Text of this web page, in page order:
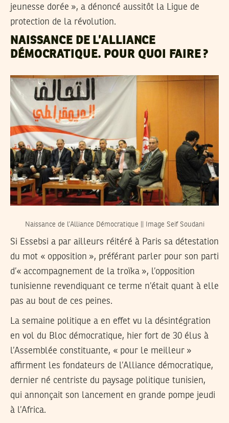
jeunesse dorée », a dénoncé aussitôt la Ligue de
protection de la révolution.
NAISSANCE DE L’ALLIANCE
DÉMOCRATIQUE. POUR QUOI FAIRE ?
Naissance de l’Alliance Démocratique || Image Seif Soudani
Si Essebsi a par ailleurs réitéré à Paris sa détestation
du mot « opposition », préférant parler pour son parti
d’« accompagnement de la troïka », l’opposition
tunisienne revendiquant ce terme n’était quant à elle
pas au bout de ces peines.
La semaine politique a en effet vu la désintégration
en vol du Bloc démocratique, hier fort de 30 élus à
l’Assemblée constituante, « pour le meilleur »
affirment les fondateurs de l’Alliance démocratique,
dernier né centriste du paysage politique tunisien,
qui annonçait son lancement en grande pompe jeudi
à l’Africa.